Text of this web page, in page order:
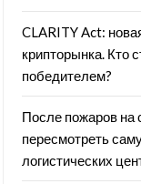
CLARITY Act:
крипторынка. Кто
победителем?
После пожаров на
пересмотреть
логистических